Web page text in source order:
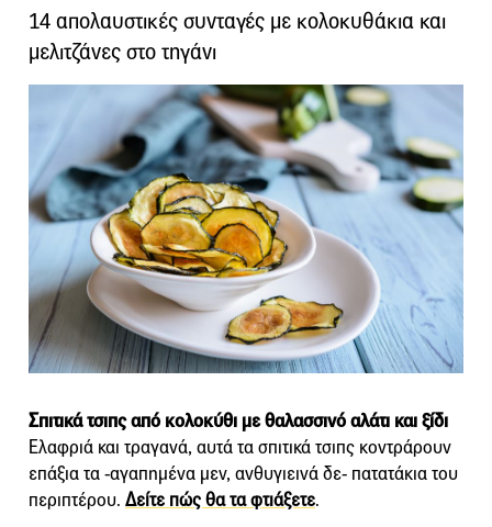
14 απολαυστικές συνταγές με κολοκυθάκια και
μελιτζάνες στο τηγάνι
Σπιτικά τσιπς από κολοκύθι με θαλασσινό αλάτι και ξίδι
Ελαφριά και τραγανά, αυτά τα σπιτικά τσιπς κοντράρουν
επάξια τα -αγαπημένα μεν, ανθυγιεινά δε- πατατάκια του
περιπτέρου. Δείτε πώς θα τα φτιάξετε.